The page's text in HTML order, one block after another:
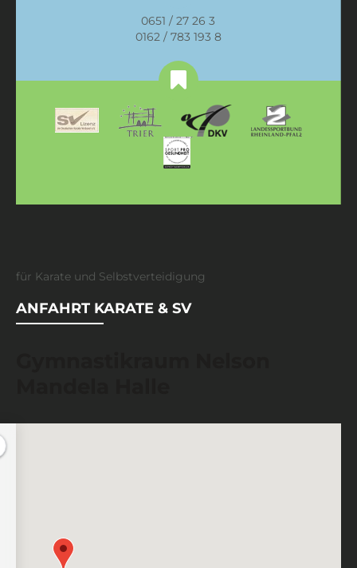
0651 / 27 26 3
0162 / 783 193 8
für Karate und Selbstverteidigung
ANFAHRT KARATE & SV